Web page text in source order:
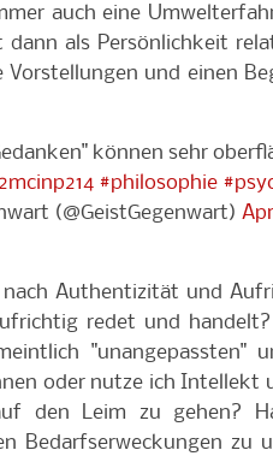
auch eine
dann als Persönlichkeit
und einen
können sehr
#philosophie
(@GeistGegenwart)
Authentizität und
redet und
"unangepassten"
oder nutze ich Intellekt
den Leim zu gehen?
Bedarfserweckungen zu